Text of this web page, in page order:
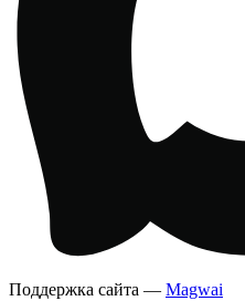
Поддержка сайта — Magwai